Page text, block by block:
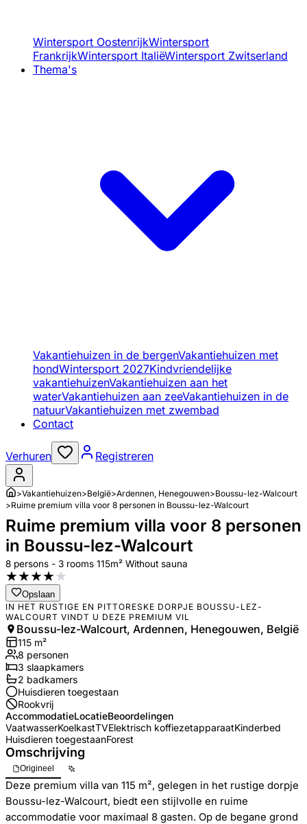
Wintersport OostenrijkWintersport
FrankrijkWintersport ItaliëWintersport Zwitserland
Thema's
Vakantiehuizen in de bergenVakantiehuizen met
hondWintersport 2027Kindvriendelijke
vakantiehuizenVakantiehuizen aan het
waterVakantiehuizen aan zeeVakantiehuizen in de
natuurVakantiehuizen met zwembad
Contact
Verhuren Registreren
>Vakantiehuizen>België>Ardennen, Henegouwen>Boussu-lez-Walcourt
>Ruime premium villa voor 8 personen in Boussu-lez-Walcourt
Ruime premium villa voor 8 personen
in Boussu-lez-Walcourt
8 persons - 3 rooms 115m² Without sauna
★★★★★
Opslaan
IN HET RUSTIGE EN PITTORESKE DORPJE BOUSSU-LEZ-
WALCOURT VINDT U DEZE PREMIUM VIL
Boussu-lez-Walcourt, Ardennen, Henegouwen, België
115 m²
8 personen
3 slaapkamers
2 badkamers
Huisdieren toegestaan
Rookvrij
AccommodatieLocatieBeoordelingen
VaatwasserKoelkastTVElektrisch koffiezetapparaatKinderbed
Huisdieren toegestaanForest
Omschrijving
Origineel
Deze premium villa van 115 m², gelegen in het rustige dorpje
Boussu-lez-Walcourt, biedt een stijlvolle en ruime
accommodatie voor maximaal 8 gasten. Op de begane grond